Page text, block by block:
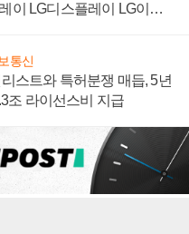
이 LG디스플레이 LG이노
통신
스트와 특허분쟁 매듭, 5년
조 라이선스비 지급